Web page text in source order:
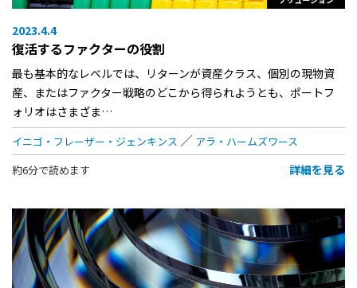
2023.4.4
復活するファクターの役割
最も基本的なレベルでは、リターンが資産クラス、個別の現物資
産、またはファクター戦略のどこから得られようとも、ポートフ
ォリオはさまざま…
イニゴ・フレーザー・ジェンキンス
アラ・ハームズワース
約6分で読めます
詳細を見る